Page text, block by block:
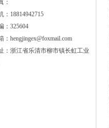
：
：18814942715
：325604
：hengjingex@foxmail.com
：浙江省乐清市柳市镇长虹工业